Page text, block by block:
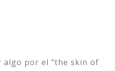
algo por el “the skin of